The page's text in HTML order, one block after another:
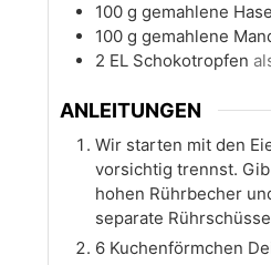
100 g gemahlene
100 g gemahlene
2 EL Schokotropfen
ANLEITUNGEN
Wir starten mit den
vorsichtig trennst.
hohen Rührbecher
separate
6 Kuchenförmchen